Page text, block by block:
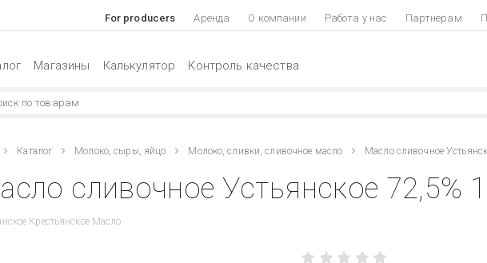
For producers Аренда О компании Работа у нас Партнерам
Магазины Калькулятор Контроль качества
Каталог Молоко, сыры, яйцо Молоко, сливки, сливочное масло Масло сливочное
сливочное Устьянское 72,5%
Крестьянское Масло